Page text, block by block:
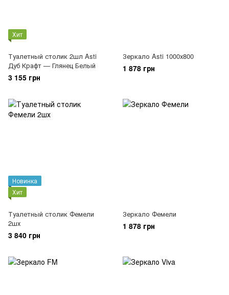
Хит
Туалетный столик 2шл Asti
Дуб Крафт — Глянец Белый
3 155 грн
Зеркало Asti 1000х800
1 878 грн
Новинка
Хит
Туалетный столик Фемели
2шх
3 840 грн
Зеркало Фемели
1 878 грн